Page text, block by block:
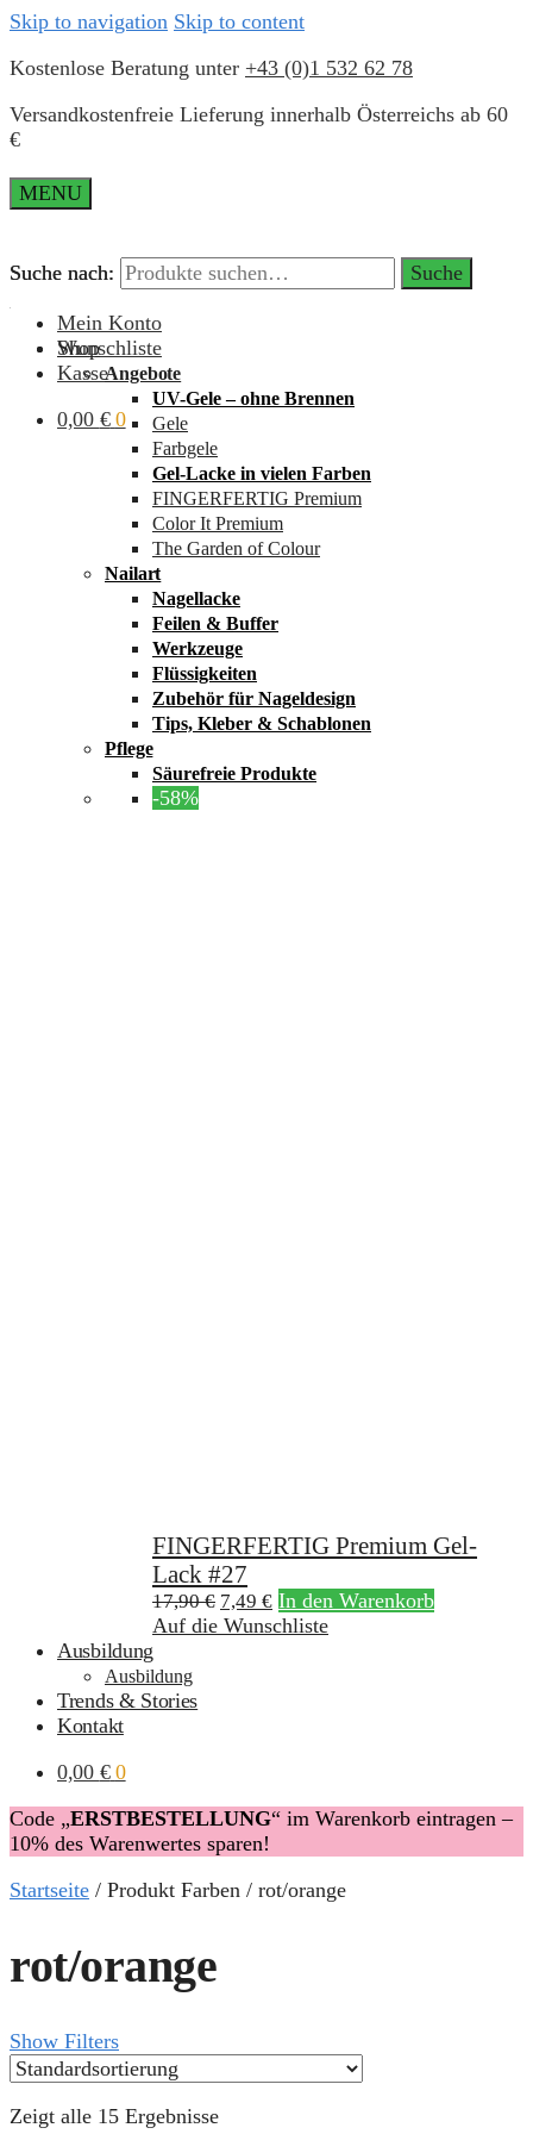
Skip to navigation Skip to content
Kostenlose Beratung unter +43 (0)1 532 62 78
Versandkostenfreie Lieferung innerhalb Österreichs ab 60
€
MENU
Suche nach: Suche
Mein Konto
Wunschliste
Kasse
0,00 € 0
Suche nach: Suche
Shop
Angebote
UV-Gele – ohne Brennen
Gele
Farbgele
Gel-Lacke in vielen Farben
FINGERFERTIG Premium
Color It Premium
The Garden of Colour
Nailart
Nagellacke
Feilen & Buffer
Werkzeuge
Flüssigkeiten
Zubehör für Nageldesign
Tips, Kleber & Schablonen
Pflege
Säurefreie Produkte
-58%
FINGERFERTIG Premium Gel-
Lack #27
17,90€ 7,49 € In den Warenkorb
Auf die Wunschliste
Ausbildung
Ausbildung
Trends & Stories
Kontakt
0,00 € 0
Code „ERSTBESTELLUNG“ im Warenkorb eintragen –
10% des Warenwertes sparen!
Startseite / Produkt Farben / rot/orange
rot/orange
Show Filters
Zeigt alle 15 Ergebnisse